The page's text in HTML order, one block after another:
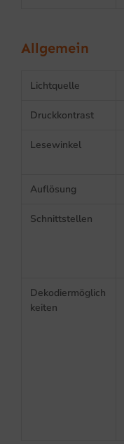
Allgemein
Lichtquelle
Druckkontrast
Lesewinkel
Auflösung
Schnittstellen
Dekodiermöglich
keiten